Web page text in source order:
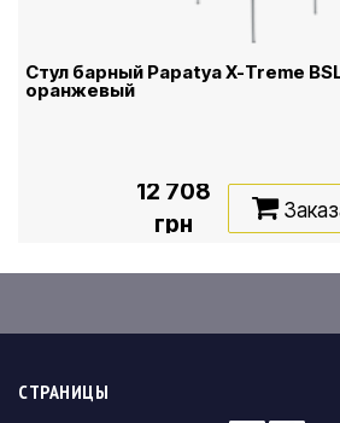
Стул барный Papatya X-Treme
оранжевый
12 708
грн
СТРАНИЦЫ